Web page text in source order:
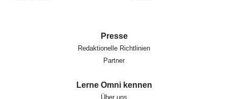
Presse
Redaktionelle Richtlinien
Partner
Lerne Omni kennen
Über uns